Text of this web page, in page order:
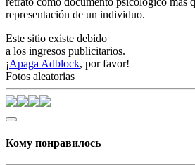
representación de un individuo.
Este sitio existe debido
a los ingresos publicitarios.
¡Apaga Adblock, por favor!
Fotos aleatorias
Кому понравилось